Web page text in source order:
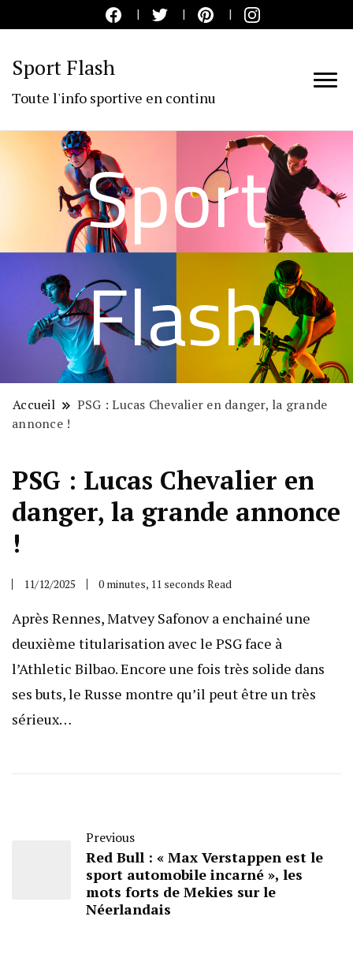
Sport Flash
Toute l'info sportive en continu
Sport
Flash
Accueil
PSG : Lucas Chevalier en danger, la grande
annonce !
PSG : Lucas Chevalier en
danger, la grande annonce
!
11/12/2025 0 minutes, 11 seconds Read
Après Rennes, Matvey Safonov a enchainé une
deuxième titularisation avec le PSG face à
l’Athletic Bilbao. Encore une fois très solide dans
ses buts, le Russe montre qu’il peut être un très
sérieux…
Previous
Red Bull : « Max Verstappen est le
sport automobile incarné », les
mots forts de Mekies sur le
Néerlandais